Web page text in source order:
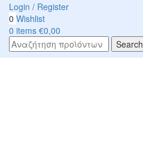
Login / Register
0 Wishlist
0 items €0,00
Search